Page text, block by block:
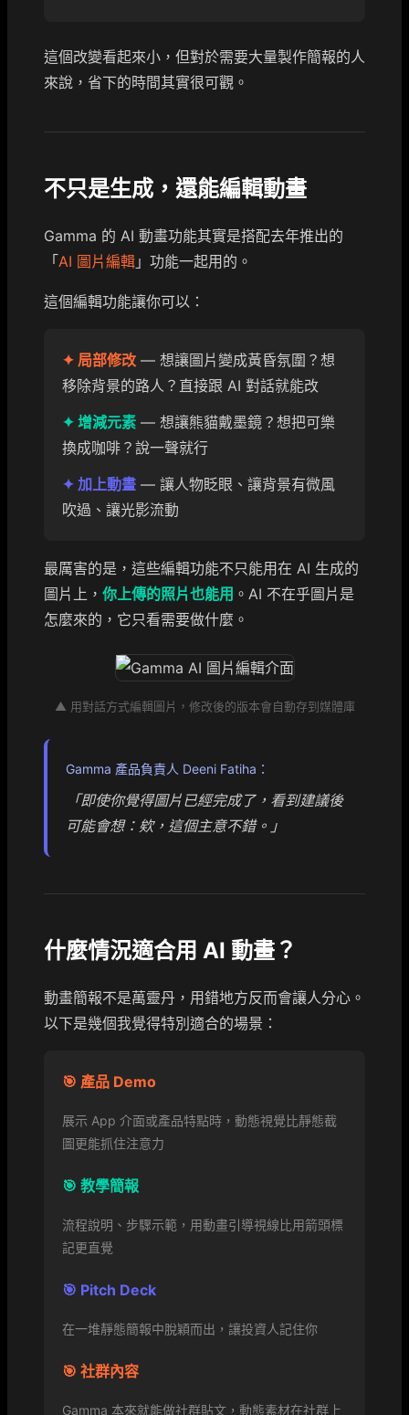
這個改變看起來小，但對於需要大量製作簡報的人
來說，省下的時間其實很可觀。
不只是生成，還能編輯動畫
Gamma 的 AI 動畫功能其實是搭配去年推出的
「AI 圖片編輯 」功能一起用的。
這個編輯功能讓你可以：
✦ 局部修改 — 想讓圖片變成黃昏氛圍？想
移除背景的路人？直接跟 AI 對話就能改
✦ 增減元素 — 想讓熊貓戴墨鏡？想把可樂
換成咖啡？說一聲就行
✦ 加上動畫 — 讓人物眨眼、讓背景有微風
吹過、讓光影流動
最厲害的是，這些編輯功能不只能用在 AI 生成的
圖片上， 你上傳的照片也能用 。AI 不在乎圖片是
怎麼來的，它只看需要做什麼。
▲ 用對話方式編輯圖片，修改後的版本會自動存到媒體庫
Gamma 產品負責人 Deeni Fatiha：
「即使你覺得圖片已經完成了，看到建議後
可能會想：欸，這個主意不錯。」
什麼情況適合用 AI 動畫？
動畫簡報不是萬靈丹，用錯地方反而會讓人分心。
以下是幾個我覺得特別適合的場景：
🎯 產品 Demo
展示 App 介面或產品特點時，動態視覺比靜態截
圖更能抓住注意力
🎯 教學簡報
流程說明、步驟示範，用動畫引導視線比用箭頭標
記更直覺
🎯 Pitch Deck
在一堆靜態簡報中脫穎而出，讓投資人記住你
🎯 社群內容
Gamma 本來就能做社群貼文，動態素材在社群上